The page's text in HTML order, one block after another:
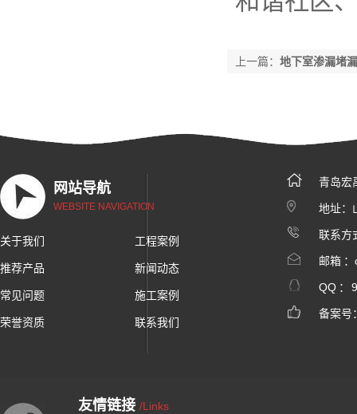
上一篇： 地下室渗漏堵
网站导航
WEBSITE NAVIGATION
关于我们 工程案例
推荐产品 新闻动态
常见问题 施工案例
荣誉资质 联系我们
青岛宏
地址：
联系方
邮箱
QQ ：
备案号
友情链接 /Links